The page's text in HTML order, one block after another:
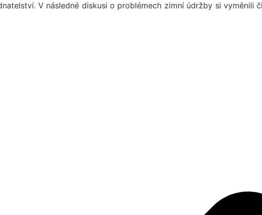
V následné diskusi o problémech zimní údržby si vyměnili